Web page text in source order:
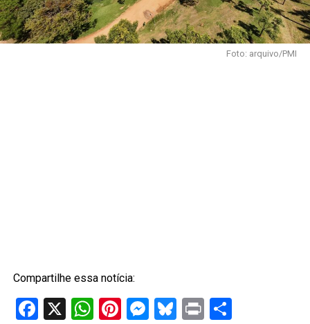
Foto: arquivo/PMI
Compartilhe essa notícia:
Facebook
X WhatsApp
Pinterest
Messenger
Bluesky
PrintShare